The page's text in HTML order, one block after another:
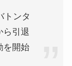
トンタ
ら引退
を開始